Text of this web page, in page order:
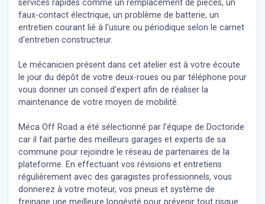
services rapides comme un remplacement de pièces, un
faux-contact électrique, un problème de batterie, un
entretien courant lié à l'usure ou périodique selon le carnet
d'entretien constructeur.
Le mécanicien présent dans cet atelier est à votre écoute
le jour du dépôt de votre deux-roues ou par téléphone pour
vous donner un conseil d'expert afin de réaliser la
maintenance de votre moyen de mobilité.
Méca Off Road a été sélectionné par l'équipe de Doctoride
car il fait partie des meilleurs garages et experts de sa
commune pour rejoindre le réseau de partenaires de la
plateforme. En effectuant vos révisions et entretiens
régulièrement avec des garagistes professionnels, vous
donnerez à votre moteur, vos pneus et système de
freinage une meilleure longévité pour prévenir tout risque